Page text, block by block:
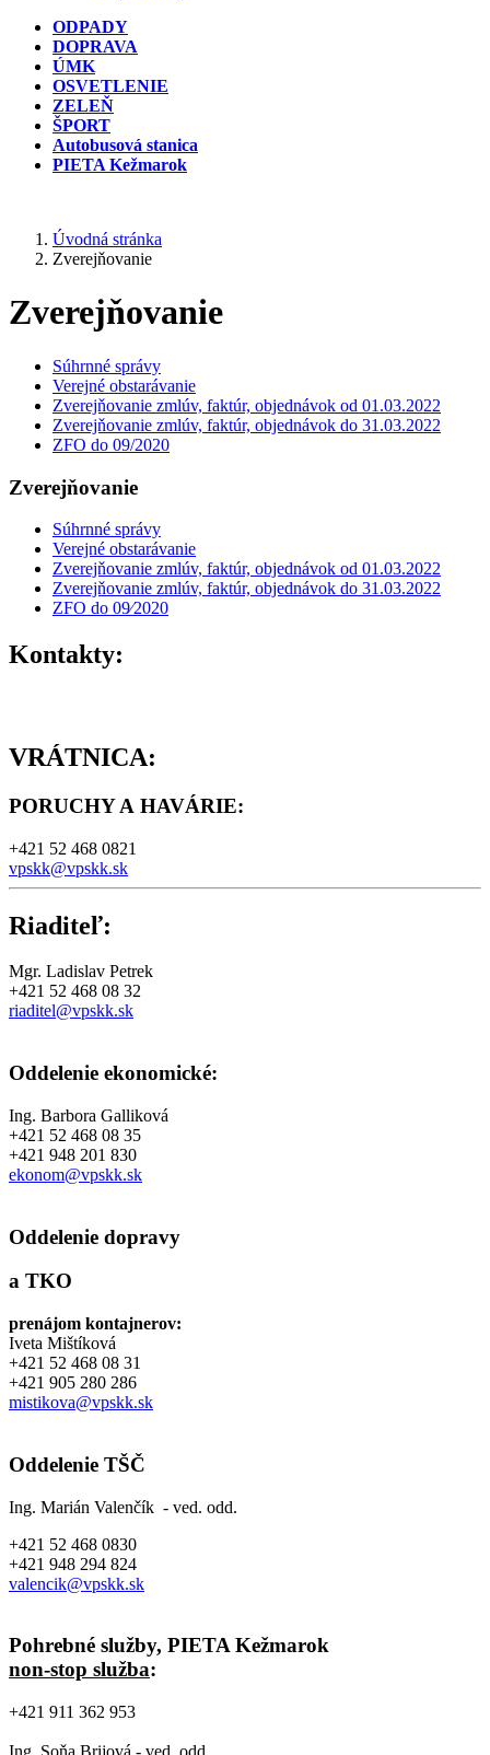
ODPADY
DOPRAVA
ÚMK
OSVETLENIE
ZELEŇ
ŠPORT
Autobusová stanica
PIETA Kežmarok
Úvodná stránka
Zverejňovanie
Zverejňovanie
Súhrnné správy
Verejné obstarávanie
Zverejňovanie zmlúv, faktúr, objednávok od 01.03.2022
Zverejňovanie zmlúv, faktúr, objednávok do 31.03.2022
ZFO do 09/2020
Zverejňovanie
Súhrnné správy
Verejné obstarávanie
Zverejňovanie zmlúv, faktúr, objednávok od 01.03.2022
Zverejňovanie zmlúv, faktúr, objednávok do 31.03.2022
ZFO do 09⁄2020
Kontakty:
VRÁTNICA:
PORUCHY A HAVÁRIE:
+421 52 468 0821
vpskk@vpskk.sk
Riaditeľ:
Mgr. Ladislav Petrek
+421 52 468 08 32
riaditel@vpskk.sk
Oddelenie ekonomické:
Ing. Barbora Galliková
+421 52 468 08 35
+421 948 201 830
ekonom@vpskk.sk
Oddelenie dopravy
a TKO
prenájom kontajnerov:
Iveta Mištíková
+421 52 468 08 31
+421 905 280 286
mistikova@vpskk.sk
Oddelenie TŠČ
Ing. Marián Valenčík - ved. odd.
+421 52 468 0830
+421 948 294 824
valencik@vpskk.sk
Pohrebné služby, PIETA Kežmarok
non-stop služba:
+421 911 362 953
Ing. Soňa Brijová - ved. odd.